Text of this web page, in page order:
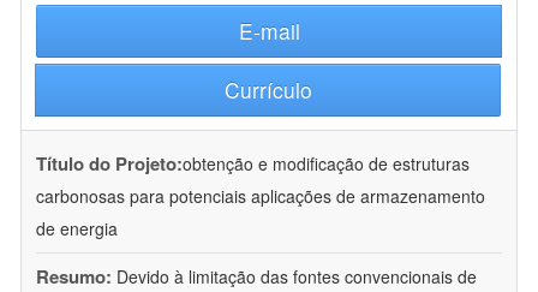
E-mail
Currículo
Título do Projeto:obtenção e modificação de estruturas
carbonosas para potenciais aplicações de armazenamento
de energia
Resumo: Devido à limitação das fontes convencionais de